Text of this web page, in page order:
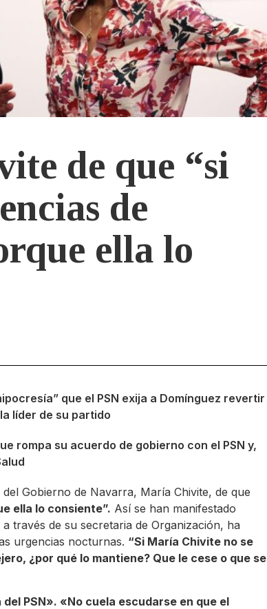
de que “si
de
ella lo
que el PSN exija a Domínguez revertir
líder de su partido
rompa su acuerdo de gobierno con el PSN y,
Gobierno de Navarra, María Chivite, de que
ella lo consiente”. Así se han manifestado
través de su secretaria de Organización, ha
urgencias nocturnas. “Si María Chivite no se
¿por qué lo mantiene? Que le cese o que se
PSN». «No cuela escudarse en que el